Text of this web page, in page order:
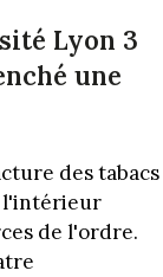
Lyon 3
une
des tabacs
l'intérieur
de l'ordre.